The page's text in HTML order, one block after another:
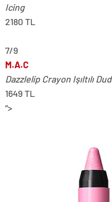
Icing
2180 TL
7/9
M.A.C
Dazzlelip Crayon Işıltılı
1649 TL
“>